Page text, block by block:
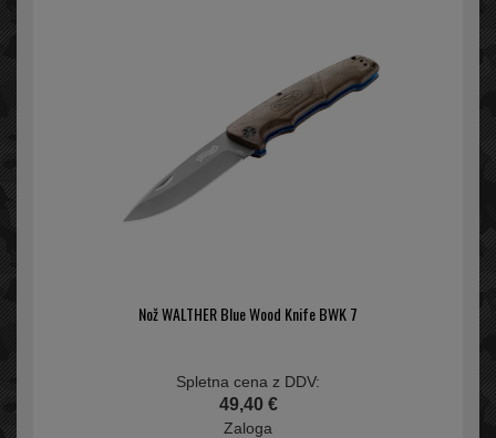
Nož WALTHER Blue Wood Knife BWK 7
Spletna cena z DDV:
49,40 €
Zaloga